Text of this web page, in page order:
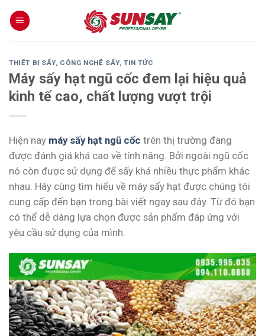
Skip
THIẾT BỊ SẤY, CÔNG NGHỆ SẤY,TIN TỨC
Máy sấy hạt ngũ cốc đem lại hiệu quả
kinh tế cao, chất lượng vượt trội
Hiện nay máy sấy hạt ngũ cốc trên thị trường đang
được đánh giá khá cao về tính năng. Bởi ngoài ngũ cốc
nó còn được sử dụng để sấy khá nhiều thực phẩm khác
nhau. Hãy cùng tìm hiểu về máy sấy hạt được chúng tôi
cung cấp đến bạn trong bài viết ngay sau đây. Từ đó bạn
có thể dễ dàng lựa chọn được sản phẩm đáp ứng với
yêu cầu sử dụng của mình.